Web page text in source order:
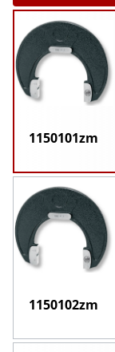
1150101zm
1150102zm